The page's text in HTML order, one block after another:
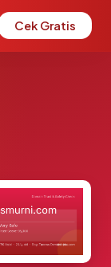
Cek Gratis